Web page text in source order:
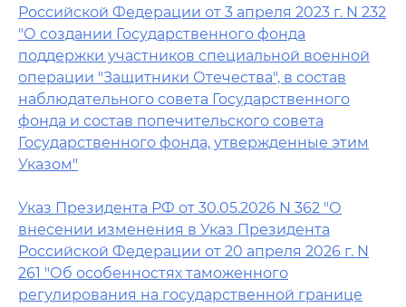
Российской Федерации от 3 апреля 2023 г. N 232
"О создании Государственного фонда
поддержки участников специальной военной
операции "Защитники Отечества", в состав
наблюдательного совета Государственного
фонда и состав попечительского совета
Государственного фонда, утвержденные этим
Указом"
Указ Президента РФ от 30.05.2026 N 362 "О
внесении изменения в Указ Президента
Российской Федерации от 20 апреля 2026 г. N
261 "Об особенностях таможенного
регулирования на государственной границе